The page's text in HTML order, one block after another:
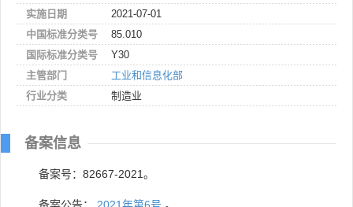
实施日期
2021-07-01
中国标准分类号
85.010
国际标准分类号
Y30
主管部门
工业和信息化部
行业分类
制造业
备案信息
备案号：82667-2021。